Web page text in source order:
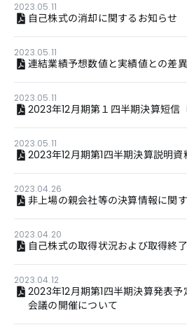
2023.05.11
自己株式の消却に関するお知らせ
2023.05.11
連結業績予想数値と実績値との差
2023.05.11
2023年12月期第１四半期決算短信
2023.05.11
2023年12月期第1四半期決算説明資
2023.04.26
非上場の親会社等の決算情報に関
2023.04.20
自己株式の取得状況および取得終
2023.04.12
2023年12月期第1四半期決算発表
会議の開催について